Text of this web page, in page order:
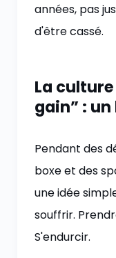
années, pas
d'être cassé.
La
gain” :
Pendant des
boxe et des
une idée
souffrir.
S'endurcir.